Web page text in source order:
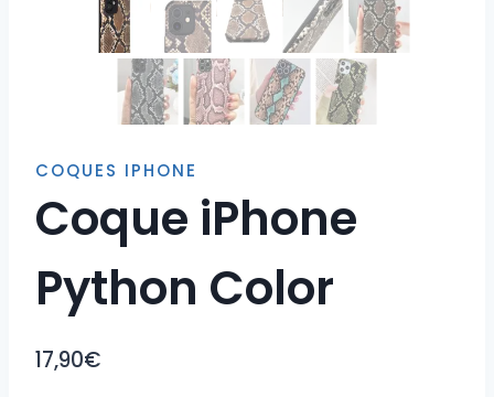
COQUES IPHONE
Coque iPhone
Python Color
17,90€